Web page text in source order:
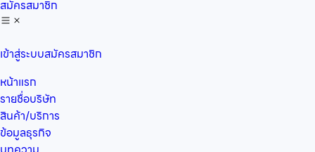
สมัครสมาชิก
เข้าสู่ระบบสมัครสมาชิก
หน้าแรก
รายชื่อบริษัท
สินค้า/บริการ
ข้อมูลธุรกิจ